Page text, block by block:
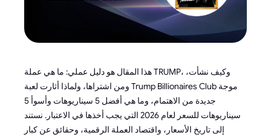
هذا المقال هو دليل عملي: ما هي عملة TRUMP، وكيف نشأت،
ومن اشتراها، ولماذا أثارت لعبة Trump Billionaires Club موجة
جديدة من الاهتمام، وما هي أفضل 5 سيناريوهات وأسوأ 5
سيناريوهات للسعر لعام 2026 التي يجب أخذها في الاعتبار. نستند
إلى تاريخ الأسعار، واقتصاد العملة الرقمية، وحقائق عن كبار